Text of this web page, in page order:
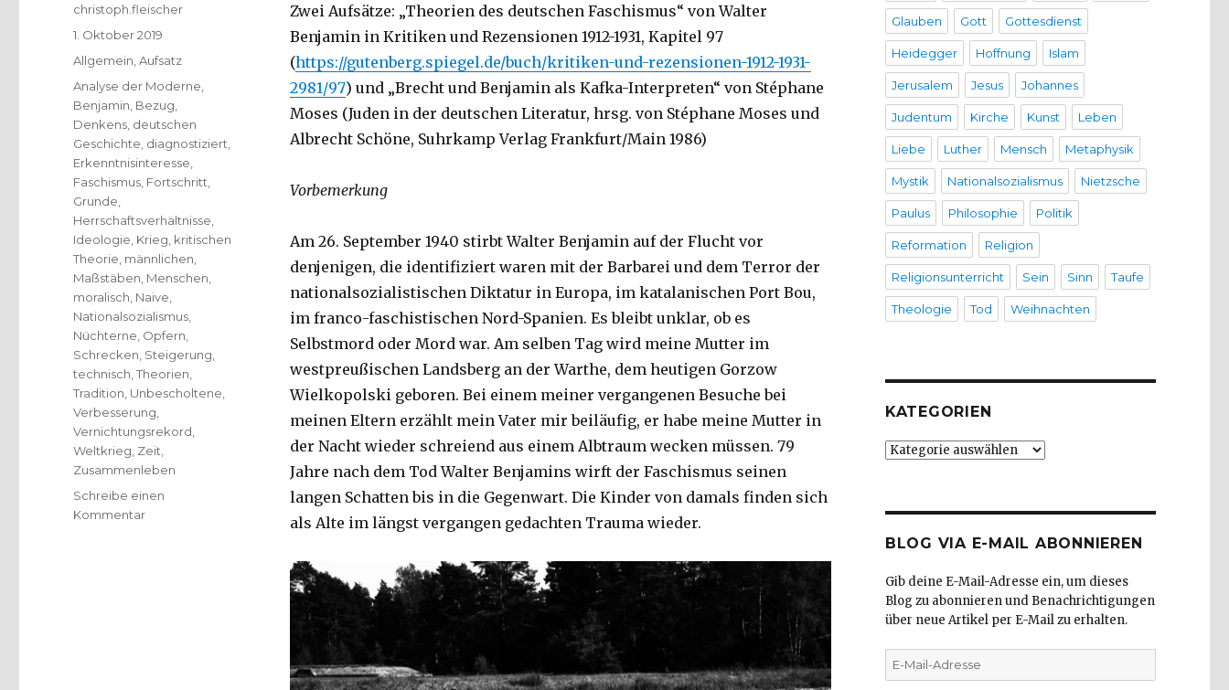
Zwei Aufsätze: „Theorien des deutschen Faschismus“ von Walter
Benjamin in Kritiken und Rezensionen 1912-1931, Kapitel 97
(https://gutenberg.spiegel.de/buch/kritiken-und-rezensionen-1912-1931-
2981/97) und „Brecht und Benjamin als Kafka-Interpreten“ von Stéphane
Moses (Juden in der deutschen Literatur, hrsg. von Stéphane Moses und
Albrecht Schöne, Suhrkamp Verlag Frankfurt/Main 1986)
Vorbemerkung
Am 26. September 1940 stirbt Walter Benjamin auf der Flucht vor
denjenigen, die identifiziert waren mit der Barbarei und dem Terror der
nationalsozialistischen Diktatur in Europa, im katalanischen Port Bou,
im franco-faschistischen Nord-Spanien. Es bleibt unklar, ob es
Selbstmord oder Mord war. Am selben Tag wird meine Mutter im
westpreußischen Landsberg an der Warthe, dem heutigen Gorzow
Wielkopolski geboren. Bei einem meiner vergangenen Besuche bei
meinen Eltern erzählt mein Vater mir beiläufig, er habe meine Mutter in
der Nacht wieder schreiend aus einem Albtraum wecken müssen. 79
Jahre nach dem Tod Walter Benjamins wirft der Faschismus seinen
langen Schatten bis in die Gegenwart. Die Kinder von damals finden sich
als Alte im längst vergangen gedachten Trauma wieder.
Autor
christoph.fleischer
Veröffentlicht
am
1. Oktober 2019
Kategorien
Allgemein ,Aufsatz
Schlagwörter
Analyse der Moderne
Benjamin Bezug
Denkens deutschen
Geschichte diagnostiziert
Erkenntnisinteresse
Faschismus Fortschritt
Grunde
Herrschaftsverhältnisse
Ideologie Krieg kritischen
Theorie männlichen
Maßstäben Menschen
moralisch Naive
Nationalsozialismus
Nüchterne Opfern
Schrecken Steigerung
technisch ,Theorien
Tradition Unbescholtene
Verbesserung
Vernichtungsrekord
Weltkrieg Zeit
Zusammenleben
Schreibe einen
Kommentarzu
Glauben Gott Gottesdienst
Heidegger Hoffnung Islam
Jerusalem Jesus Johannes
Judentum Kirche Kunst Leben
Liebe Luther Mensch Metaphysik
Mystik Nationalsozialismus Nietzsche
Paulus Philosophie Politik
Reformation Religion
Religionsunterricht Sein Sinn Taufe
Theologie Tod Weihnachten
KATEGORIEN
Kategorien
BLOG VIA E-MAIL ABONNIEREN
Gib deine E-Mail-Adresse ein, um dieses
Blog zu abonnieren und Benachrichtigungen
über neue Artikel per E-Mail zu erhalten.
E-
Mail-